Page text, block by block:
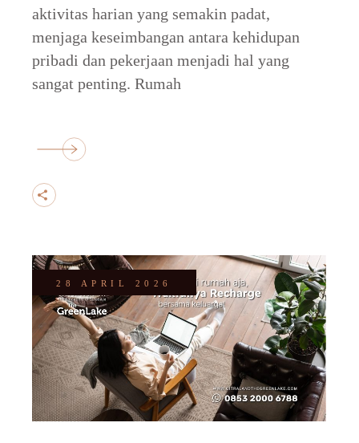
aktivitas harian yang semakin padat,
menjaga keseimbangan antara kehidupan
pribadi dan pekerjaan menjadi hal yang
sangat penting. Rumah
28 APRIL 2026